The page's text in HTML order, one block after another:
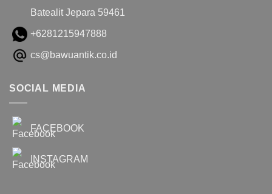
Batealit Jepara 59461
+6281215947888
cs@bawuantik.co.id
SOCIAL MEDIA
FACEBOOK
INSTAGRAM